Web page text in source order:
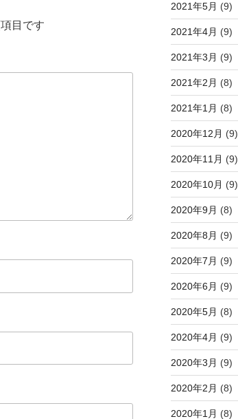
目です
2021年5月 (9)
2021年4月 (9)
2021年3月 (9)
2021年2月 (8)
2021年1月 (8)
2020年12月 (9)
2020年11月 (9)
2020年10月 (9)
2020年9月 (8)
2020年8月 (9)
2020年7月 (9)
2020年6月 (9)
2020年5月 (8)
2020年4月 (9)
2020年3月 (9)
2020年2月 (8)
2020年1月 (8)